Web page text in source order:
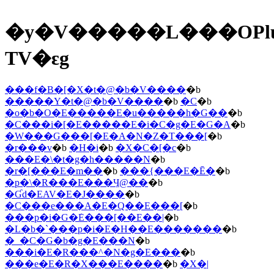
TV�ԑg
���f�B�[�X�t�@�b�V�����b
�����Y�t�@�b�V�����b �C�b
�o�b�O�E�����E�u�����h�G���b
�C���i�[�E�����E�i�C�g�E�G�A�b
�W���G���[�E�A�N�Z�T���[�b
�r���v�b �H�i�b �X�C�[�c�b
���E�\�t�g�h�����N�b
�r�[���E�m���b ���{���E�Ē��b
�p�\�R���E���Ӌ@���b
�Ɠd�EAV�E�J�����b
�C���e���A�E�Q��E���[�b
���p�i�G�݁E���[��E��|�b
�L�b�`���p�i�E�H��E��������b
�_�C�G�b�g�E���N�b
���i�E�R���^�N�g�E����b
���e�E�R�X���E�����b �X�|